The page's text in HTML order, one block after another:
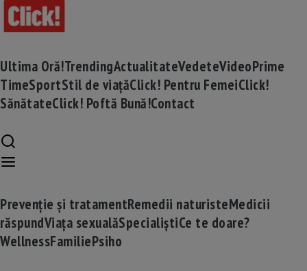
Ultima Oră!TrendingActualitateVedeteVideoPrime
TimeSportStil de viațăClick! Pentru FemeiClick!
SănătateClick! Poftă Bună!Contact
Prevenție și tratamentRemedii naturisteMedicii
răspundViața sexualăSpecialiștiCe te doare?
WellnessFamiliePsiho